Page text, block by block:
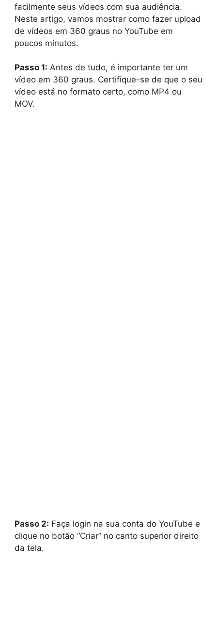
facilmente seus vídeos com sua audiência.
Neste artigo, vamos mostrar como fazer upload
de vídeos em 360 graus no YouTube em
poucos minutos.
Passo 1: Antes de tudo, é importante ter um
vídeo em 360 graus. Certifique-se de que o seu
vídeo está no formato certo, como MP4 ou
MOV.
Passo 2: Faça login na sua conta do YouTube e
clique no botão “Criar” no canto superior direito
da tela.